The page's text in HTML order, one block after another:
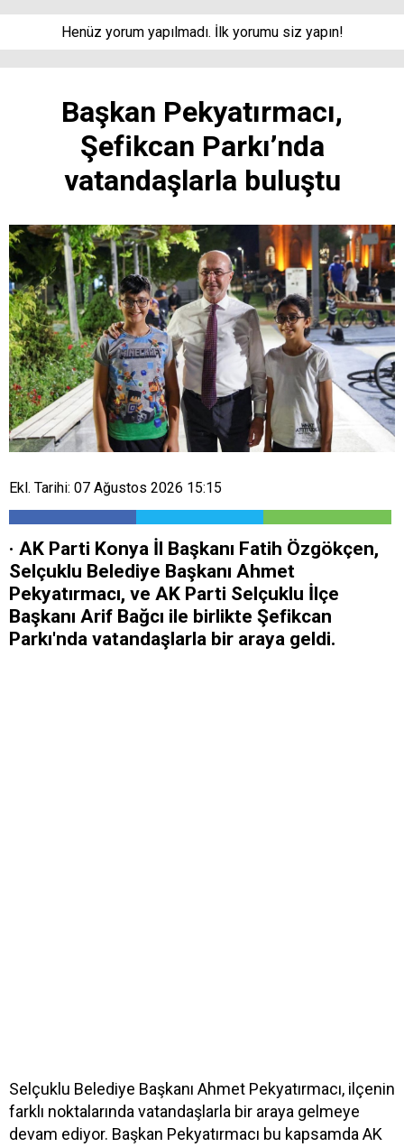
Henüz yorum yapılmadı. İlk yorumu siz yapın!
Başkan Pekyatırmacı,
Şefikcan Parkı’nda
vatandaşlarla buluştu
Ekl. Tarihi: 07 Ağustos 2026 15:15
· AK Parti Konya İl Başkanı Fatih Özgökçen,
Selçuklu Belediye Başkanı Ahmet
Pekyatırmacı, ve AK Parti Selçuklu İlçe
Başkanı Arif Bağcı ile birlikte Şefikcan
Parkı'nda vatandaşlarla bir araya geldi.
Selçuklu Belediye Başkanı Ahmet Pekyatırmacı, ilçenin
farklı noktalarında vatandaşlarla bir araya gelmeye
devam ediyor. Başkan Pekyatırmacı bu kapsamda AK